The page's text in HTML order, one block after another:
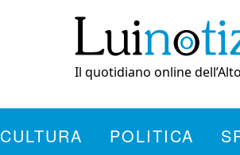
Il quotidiano online
CULTURA POLITICA